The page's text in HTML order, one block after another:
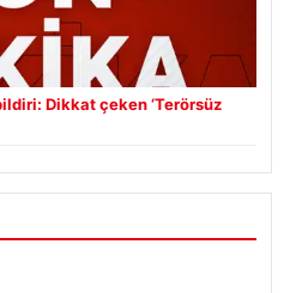
Dikkat çeken ‘Terörsüz